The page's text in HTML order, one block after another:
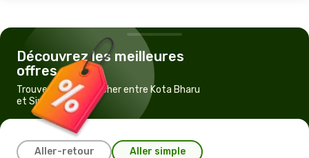
Découvrez les meilleures
offres
Trouvez un vol pas cher entre Kota Bharu
et Singapour
Aller-retour Aller simple